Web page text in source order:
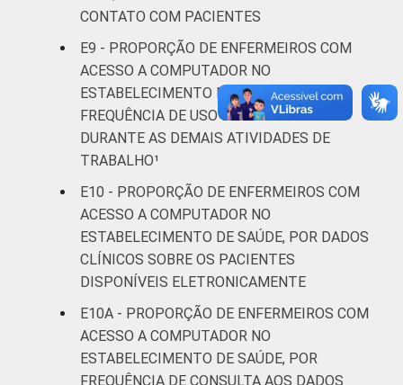
CONTATO COM PACIENTES
E9 - PROPORÇÃO DE ENFERMEIROS COM
ACESSO A COMPUTADOR NO
ESTABELECIMENTO DE SAÚDE, POR
FREQUÊNCIA DE USO DO COMPUTADOR
DURANTE AS DEMAIS ATIVIDADES DE
TRABALHO¹
E10 - PROPORÇÃO DE ENFERMEIROS COM
ACESSO A COMPUTADOR NO
ESTABELECIMENTO DE SAÚDE, POR DADOS
CLÍNICOS SOBRE OS PACIENTES
DISPONÍVEIS ELETRONICAMENTE
E10A - PROPORÇÃO DE ENFERMEIROS COM
ACESSO A COMPUTADOR NO
ESTABELECIMENTO DE SAÚDE, POR
FREQUÊNCIA DE CONSULTA AOS DADOS